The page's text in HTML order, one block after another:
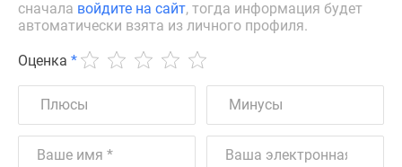
сначала войдите на сайт, тогда информация будет
автоматически взята из личного профиля.
Оценка *